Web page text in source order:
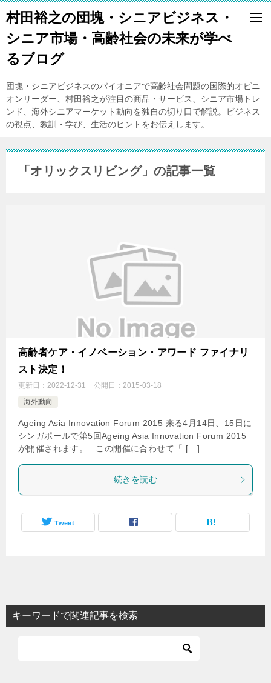
村田裕之の団塊・シニアビジネス・
シニア市場・高齢社会の未来が学べ
るブログ
団塊・シニアビジネスのパイオニアで高齢社会問題の国際的オピニ
オンリーダー、村田裕之が注目の商品・サービス、シニア市場トレ
ンド、海外シニアマーケット動向を独自の切り口で解説。ビジネス
の視点、教訓・学び、生活のヒントをお伝えします。
「オリックスリビング」の記事一覧
高齢者ケア・イノベーション・アワード ファイナリ
スト決定！
更新日： 2022-12-31 公開日： 2015-03-18
海外動向
Ageing Asia Innovation Forum 2015 来る4月14日、15日に
シンガポールで第5回Ageing Asia Innovation Forum 2015
が開催されます。 この開催に合わせて「 […]
続きを読む
Tweet
キーワードで関連記事を検索